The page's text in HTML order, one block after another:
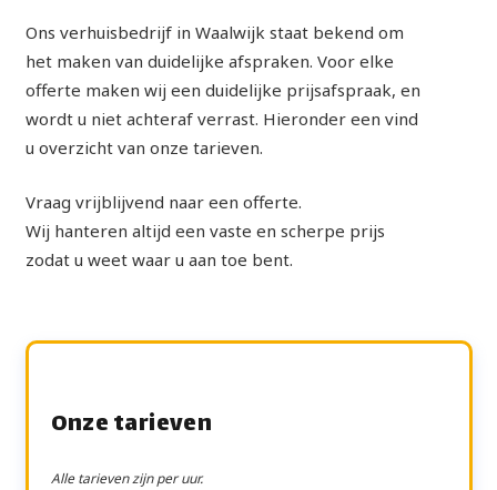
Ons verhuisbedrijf in Waalwijk staat bekend om
het maken van duidelijke afspraken. Voor elke
offerte maken wij een duidelijke prijsafspraak, en
wordt u niet achteraf verrast. Hieronder een vind
u overzicht van onze tarieven.
Vraag vrijblijvend naar een offerte.
Wij hanteren altijd een vaste en scherpe prijs
zodat u weet waar u aan toe bent.
Onze tarieven
Alle tarieven zijn per uur.